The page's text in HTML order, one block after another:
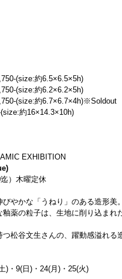
(size:約6.5×6.5×5h)
(size:約6.2×6.2×5h)
(size:約6.7×6.7×4h)※Soldout
約16×14.3×10h)
EXHIBITION
）木曜定休
やかな「うねり」のある造形美
薬の粒子は、生地に削り込ま
つ松谷文生さんの、躍動感溢れ
) ・9(日) ・24(月)・25(火)